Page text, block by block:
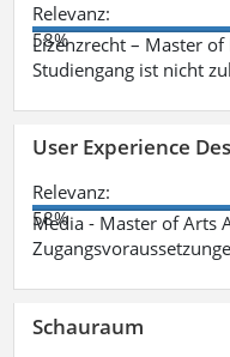
Relevanz:
58%
Lizenzrecht – Master
Studiengang ist nicht
User Experience
Relevanz:
58%
Media - Master of Arts
Schauraum